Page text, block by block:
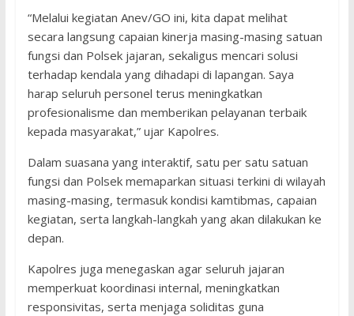
“Melalui kegiatan Anev/GO ini, kita dapat melihat
secara langsung capaian kinerja masing-masing satuan
fungsi dan Polsek jajaran, sekaligus mencari solusi
terhadap kendala yang dihadapi di lapangan. Saya
harap seluruh personel terus meningkatkan
profesionalisme dan memberikan pelayanan terbaik
kepada masyarakat,” ujar Kapolres.
Dalam suasana yang interaktif, satu per satu satuan
fungsi dan Polsek memaparkan situasi terkini di wilayah
masing-masing, termasuk kondisi kamtibmas, capaian
kegiatan, serta langkah-langkah yang akan dilakukan ke
depan.
Kapolres juga menegaskan agar seluruh jajaran
memperkuat koordinasi internal, meningkatkan
responsivitas, serta menjaga soliditas guna